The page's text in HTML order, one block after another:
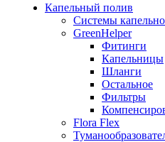
Капельный полив
Системы
GreenHelper
Фитинги
Капельницы
Шланги
Остальное
Фильтры
Flora Flex